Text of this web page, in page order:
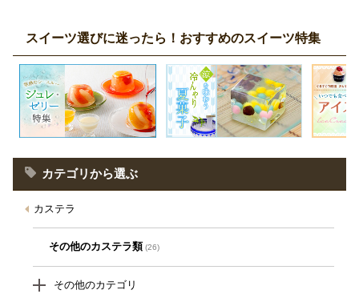
スイーツ選びに迷ったら！おすすめのスイーツ特集
カテゴリから選ぶ
カステラ
その他のカステラ類 (26)
その他のカテゴリ